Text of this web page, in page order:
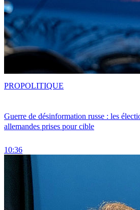
Guerre de désinformation russe : les
allemandes prises pour cible
10:36
PROPOLITIQUE